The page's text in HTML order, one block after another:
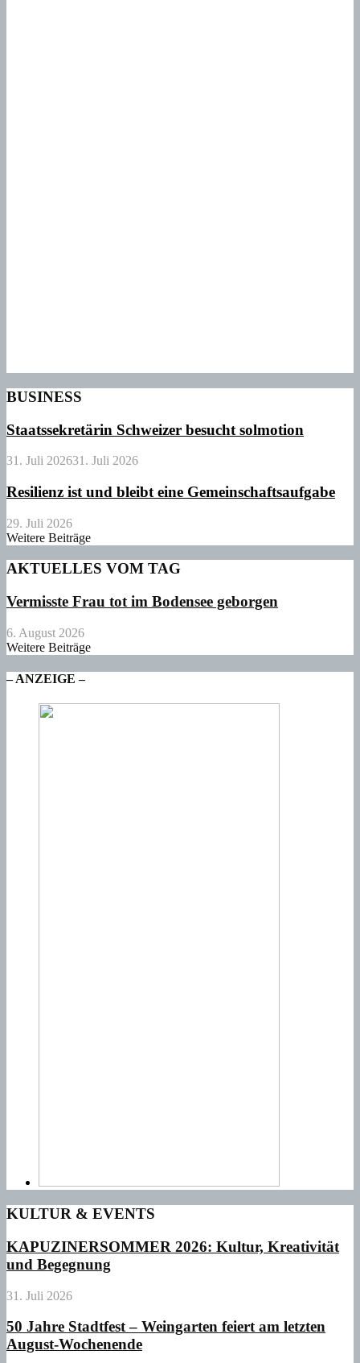
BUSINESS
Staatssekretärin Schweizer besucht solmotion
31. Juli 202631. Juli 2026
Resilienz ist und bleibt eine Gemeinschaftsaufgabe
29. Juli 2026
Weitere Beiträge
AKTUELLES VOM TAG
Vermisste Frau tot im Bodensee geborgen
6. August 2026
Weitere Beiträge
– ANZEIGE –
KULTUR & EVENTS
KAPUZINERSOMMER 2026: Kultur, Kreativität
und Begegnung
31. Juli 2026
50 Jahre Stadtfest – Weingarten feiert am letzten
August-Wochenende